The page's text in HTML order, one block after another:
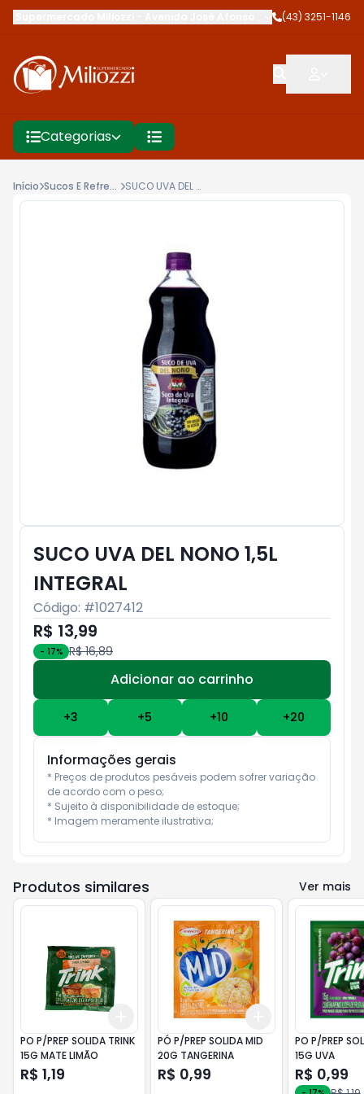
Avenida José Afonso dos Santos,Cambé
(43) 3251-1146
Categorias
Início Sucos E Refrescos SUCO UVA DEL NONO 1,5L INTEGRAL
SUCO UVA DEL NONO 1,5L
INTEGRAL
Código: #1027412
R$ 13,99
- 17% R$ 16,89
Adicionar ao carrinho
+3 +5 +10 +20
Informações gerais
* Preços de produtos pesáveis podem sofrer variação
de acordo com o peso;
* Sujeito à disponibilidade de estoque;
* Imagem meramente ilustrativa;
Produtos similares Ver mais
5 +10
Add
PO P/PREP SOLIDA TRINK
15G MATE LIMÃO
R$ 1,19
5 +10
Add
PÓ P/PREP SOLIDA MID
20G TANGERINA
R$ 0,99
PO P/PREP
15G UVA
R$ 0,99